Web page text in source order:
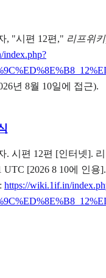
, "시편 12편," 리프위키,
년 8월 10일에 접근).
. 시편 12편 [인터넷].
UTC [2026 8 10에 인용
https://wiki.1if.in/